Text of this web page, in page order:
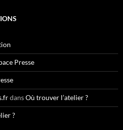
Presse
dansOù trouver l’atelier ?
?